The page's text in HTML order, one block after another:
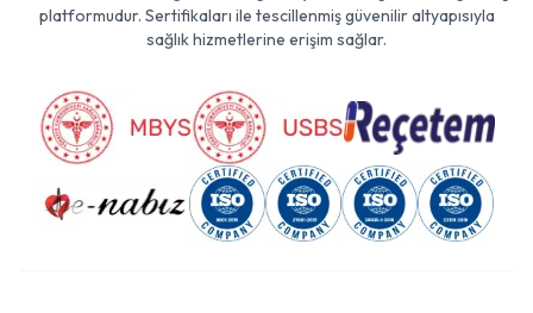
platformudur. Sertifikaları ile tescillenmiş güvenilir altyapısıyla
sağlık hizmetlerine erişim sağlar.